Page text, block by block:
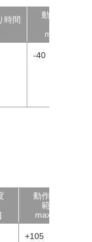
時間
動作温度
min[°C]
-40
動作温度
範囲
max[°C]
+105